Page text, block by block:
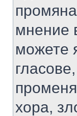
мнение
можете
хора,